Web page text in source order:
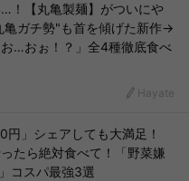
！【丸亀製麺】がついにや
ガチ勢"も首を傾げた新作→
…おぉ！？」全4種徹底食べ
Hayate
円」シェアしても大満足！
ったら絶対食べて！「野菜嫌
コスパ最強3選